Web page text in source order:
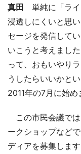
真田 単純に「ライ
浸透しにくいと思
セージを発信して
いこうと考えまし
って、おもいやり
うしたらいいかと
2011年の7月に始め
この市民会議で
ークショップなど
ディアを募集しま